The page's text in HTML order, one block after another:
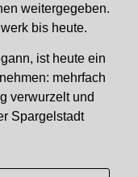
weitergegeben.
bis heute.
ist heute ein
mehrfach
verwurzelt und
Spargelstadt